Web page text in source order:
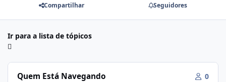
Compartilhar Seguidores
Ir para a lista de tópicos
Quem Está Navegando 0